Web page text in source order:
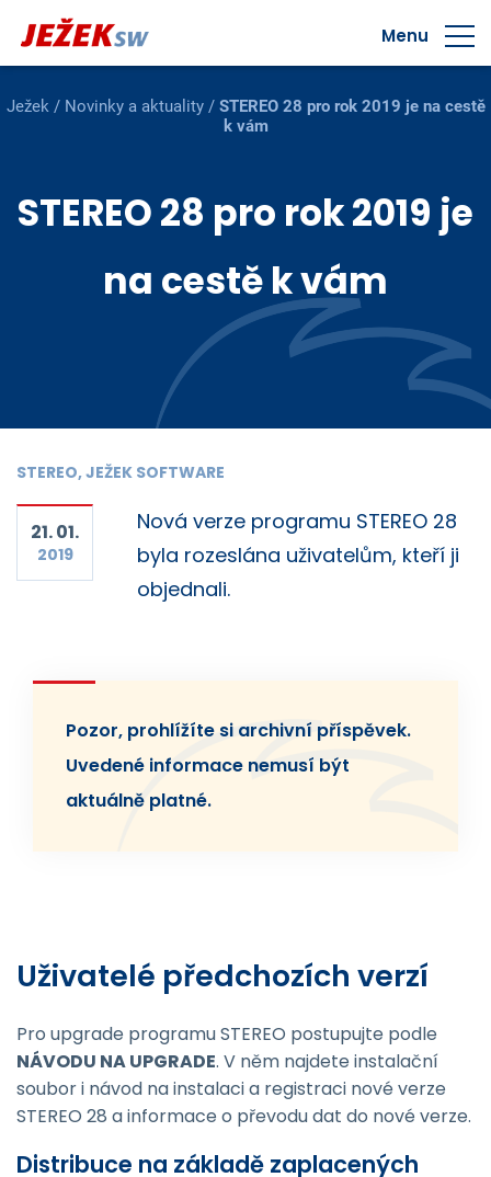
Menu
Ježek/ Novinky a aktuality/ STEREO 28 pro rok 2019 je na cestě
k vám
STEREO 28 pro rok 2019 je
na cestě k vám
STEREO, JEŽEK SOFTWARE
21. 01.
2019
Nová verze programu STEREO 28
byla rozeslána uživatelům, kteří ji
objednali.
Pozor, prohlížíte si archivní příspěvek.
Uvedené informace nemusí být
aktuálně platné.
Uživatelé předchozích verzí
Pro upgrade programu STEREO postupujte podle
NÁVODU NA UPGRADE. V něm najdete instalační
soubor i návod na instalaci a registraci nové verze
STEREO 28 a informace o převodu dat do nové verze.
Distribuce na základě zaplacených